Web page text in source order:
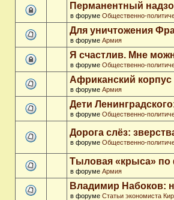
Перманентный
в форуме Общественно-
Для уничтожения
в форуме Армия
Я счастлив. Мне
в форуме Общественно-
Африканский корпус
в форуме Армия
Дети
в форуме Общественно-
Дорога слёз:
в форуме Общественно-
Тыловая «крыса»
в форуме Армия
Владимир Набоков:
в форуме Статьи экономиста